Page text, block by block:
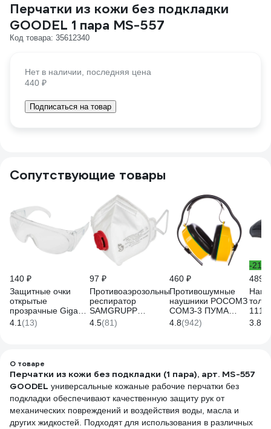
Перчатки из кожи без подкладки
GOODEL 1 пара MS-557
Код товара: 35612340
Нет в наличии, последняя цена
440 ₽
Подписаться на товар
Сопутствующие товары
140 ₽
Защитные очки
открытые
прозрачные Gigant
GGСB-1
4.1 (13)
97 ₽
Противоаэрозольный
респиратор
SAMGRUPP
бриз-1106м ffp3 с
клапаном SR-
4.5(81)
460 ₽
Противошумные
наушники РОСОМЗ
СОМЗ-3 ПУМА
60300
4.8(942)
-21%
489 ₽
3.8
О товаре
Перчатки из кожи без подкладки (1 пара), арт. MS-557
GOODEL универсальные кожаные рабочие перчатки без
подкладки обеспечивают качественную защиту рук от
механических повреждений и воздействия воды, масла и
других жидкостей. Подходят для использования в различных